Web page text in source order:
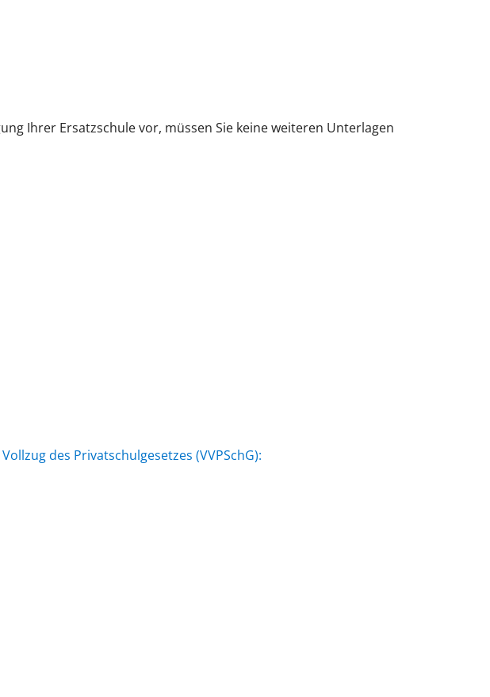
Ihrer Ersatzschule vor, müssen Sie keine weiteren Unterlagen
des Privatschulgesetzes (VVPSchG):